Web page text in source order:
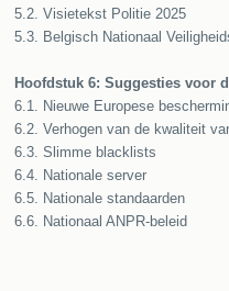
5.2. Visietekst Politie 2025
5.3. Belgisch Nationaal
Hoofdstuk 6: Suggesties voor
6.1. Nieuwe Europese
6.2. Verhogen van de kwaliteit
6.3. Slimme blacklists
6.4. Nationale server
6.5. Nationale standaarden
6.6. Nationaal ANPR-beleid